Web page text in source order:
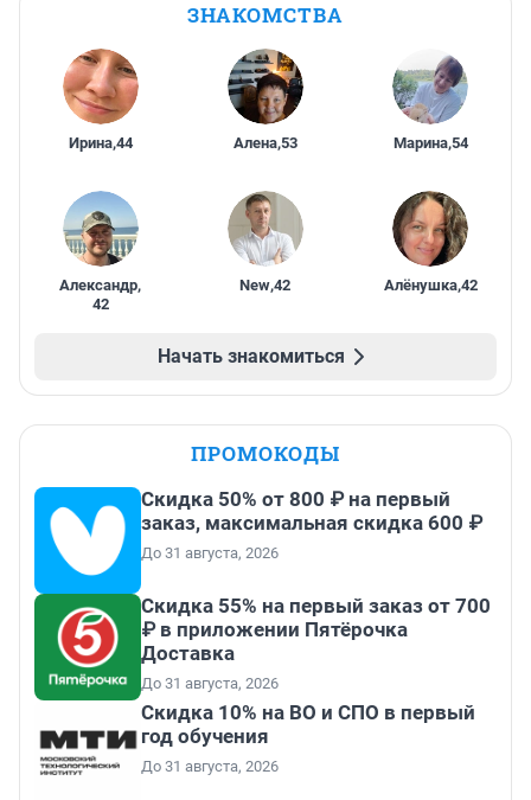
ЗНАКОМСТВА
Ирина,44 Алена,53 Марина,54
Александр,
42
New,42 Алёнушка,42
Начать знакомиться
ПРОМОКОДЫ
Скидка 50% от 800 ₽ на первый
заказ, максимальная скидка 600 ₽
До 31 августа, 2026
Скидка 55% на первый заказ от 700
₽ в приложении Пятёрочка
Доставка
До 31 августа, 2026
Скидка 10% на ВО и СПО в первый
год обучения
До 31 августа, 2026